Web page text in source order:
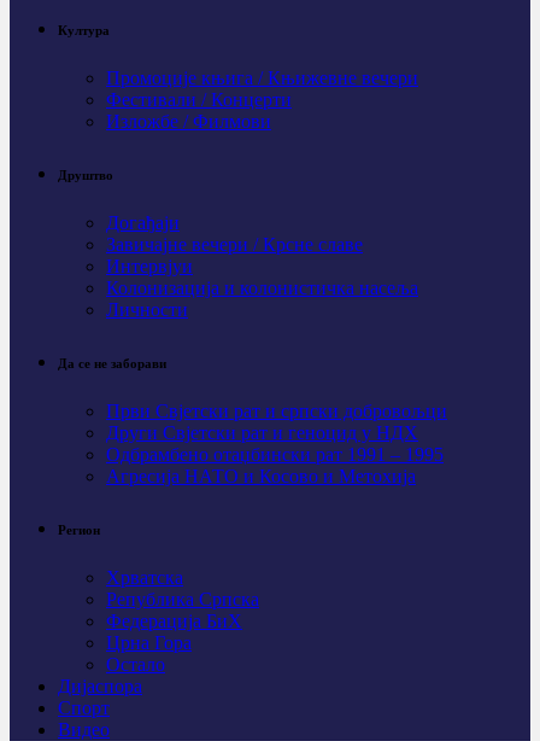
Култура
Промоције књига / Књижевне вечери
Фестивали / Концерти
Изложбе / Филмови
Друштво
Догађаји
Завичајне вечери / Крсне славе
Интервјуи
Колонизација и колонистичка насеља
Личности
Да се не заборави
Први Свјeтски рат и српски добровољци
Други Свјетски рат и геноцид у НДХ
Одбрамбено отаџбински рат 1991 – 1995
Агресија НАТО и Косово и Метохија
Регион
Хрватска
Република Српска
Федерација БиХ
Црна Гора
Остало
Дијаспора
Спорт
Видео